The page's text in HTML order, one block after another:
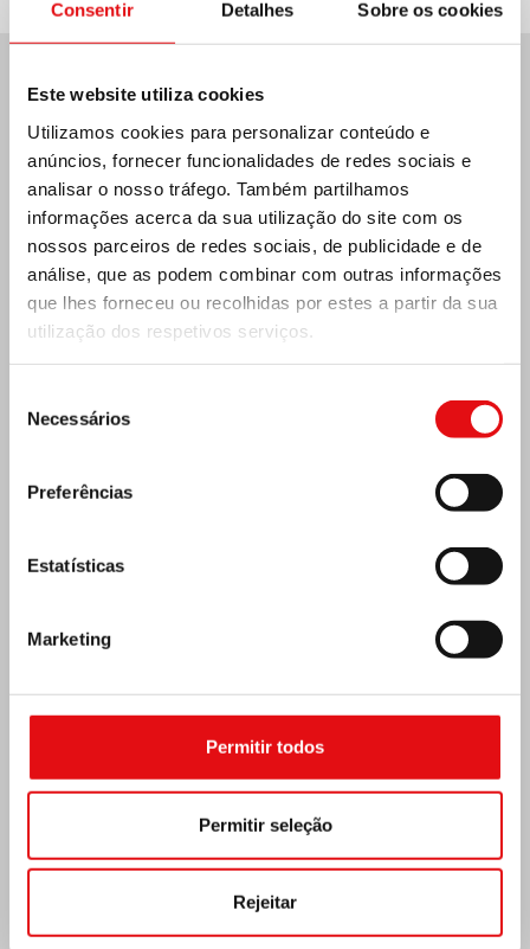
Consentir Detalhes Sobre os cookies
Este website utiliza cookies
Utilizamos cookies para personalizar conteúdo e
anúncios, fornecer funcionalidades de redes sociais e
analisar o nosso tráfego. Também partilhamos
informações acerca da sua utilização do site com os
nossos parceiros de redes sociais, de publicidade e de
análise, que as podem combinar com outras informações
que lhes forneceu ou recolhidas por estes a partir da sua
utilização dos respetivos serviços.
Necessários
Preferências
Estatísticas
Marketing
Permitir todos
Permitir seleção
Rejeitar
Últimas notícias:
MÉXICO: ASSEMBLEIA PLENÁRIA DA OCD
Índia: Bênção e inauguração do museu Lumen